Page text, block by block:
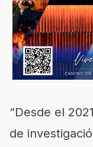
“Desde el
de